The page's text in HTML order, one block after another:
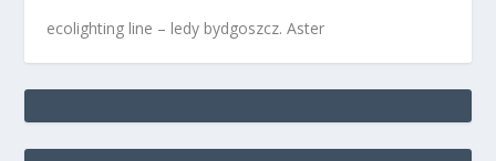
ecolighting line – ledy bydgoszcz. Aster